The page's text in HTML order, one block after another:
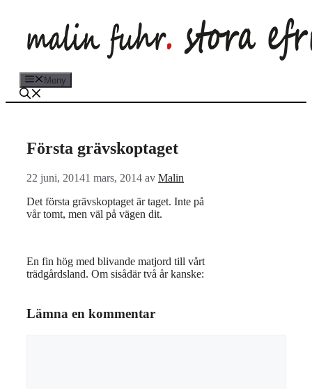
innehåll
Meny
Första grävskoptaget
22 juni, 20141 mars, 2014 av Malin
Det första grävskoptaget är taget. Inte på
vår tomt, men väl på vägen dit.
En fin hög med blivande matjord till vårt
trädgårdsland. Om sisådär två år kanske:
Lämna en kommentar